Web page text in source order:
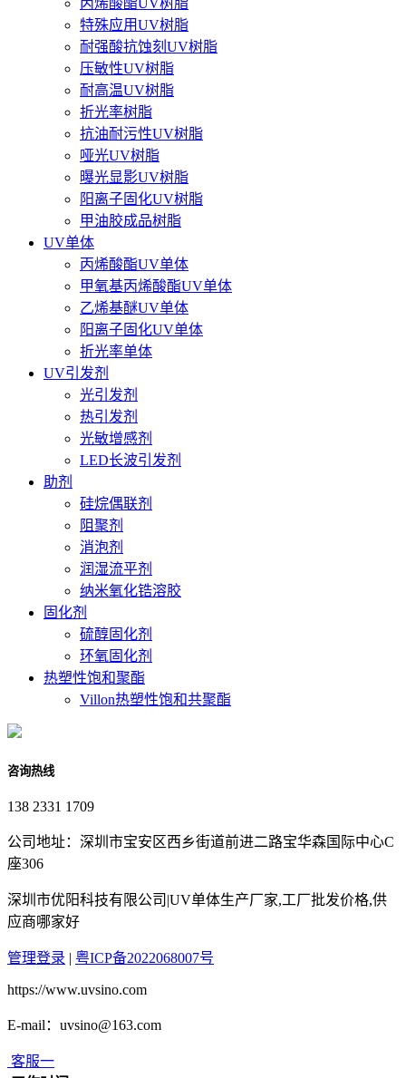
特殊应用UV树脂
耐强酸抗蚀刻UV树脂
压敏性UV树脂
耐高温UV树脂
折光率树脂
抗油耐污性UV树脂
哑光UV树脂
曝光显影UV树脂
阳离子固化UV树脂
甲油胶成品树脂
UV单体
丙烯酸酯UV单体
甲氧基丙烯酸酯UV单体
乙烯基醚UV单体
阳离子固化UV单体
折光率单体
UV引发剂
光引发剂
热引发剂
光敏增感剂
LED长波引发剂
助剂
硅烷偶联剂
阻聚剂
消泡剂
润湿流平剂
纳米氧化锆溶胶
固化剂
硫醇固化剂
环氧固化剂
热塑性饱和聚酯
Villon热塑性饱和共聚酯
咨询热线
138 2331 1709
公司地址：深圳市宝安区西乡街道前进二路宝华森国际中心C
座306
深圳市优阳科技有限公司|UV单体生产厂家,工厂批发价格,供
应商哪家好
管理登录 | 粤ICP备2022068007号
https://www.uvsino.com
E-mail：uvsino@163.com
客服一